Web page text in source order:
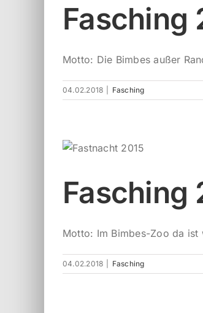
Fasching
Motto: Die Bimbes außer
04.02.2018 Fasching
Fasching
Motto: Im Bimbes-Zoo da
04.02.2018 Fasching